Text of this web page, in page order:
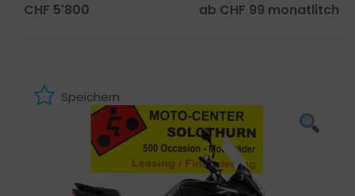
CHF 5'800 ab CHF 99 monatlitch
Speichern